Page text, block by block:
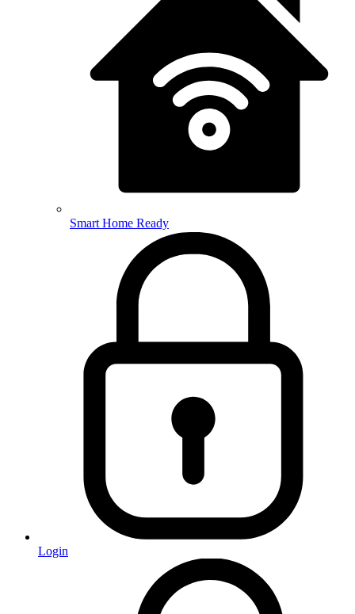
Smart Home Ready
Login